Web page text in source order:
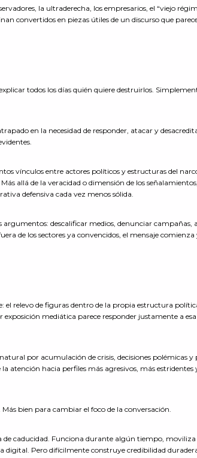
la ultraderecha, los empresarios, el “viejo
convertidos en piezas útiles de un discurso que
todos los días quién quiere destruirlos.
en la necesidad de responder, atacar y
vínculos entre actores políticos y estructuras del
allá de la veracidad o dimensión de los
defensiva cada vez menos sólida.
argumentos: descalificar medios, denunciar campañas,
de los sectores ya convencidos, el mensaje comienza
el relevo de figuras dentro de la propia estructura
mediática parece responder justamente a
por acumulación de crisis, decisiones polémicas y
atención hacia perfiles más agresivos, más estridentes
bien para cambiar el foco de la conversación.
caducidad. Funciona durante algún tiempo, moviliza
digital. Pero difícilmente construye credibilidad